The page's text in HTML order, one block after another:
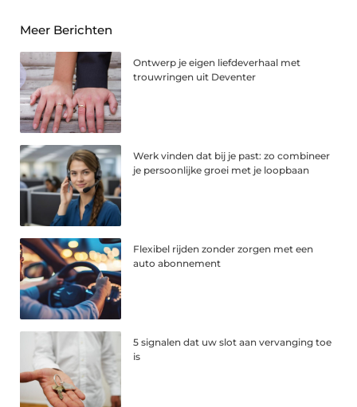
Meer Berichten
Ontwerp je eigen liefdeverhaal met
trouwringen uit Deventer
Werk vinden dat bij je past: zo combineer
je persoonlijke groei met je loopbaan
Flexibel rijden zonder zorgen met een
auto abonnement
5 signalen dat uw slot aan vervanging toe
is